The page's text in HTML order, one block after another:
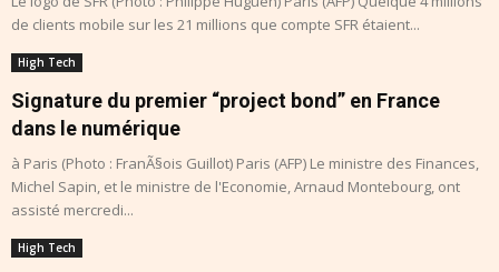
de clients mobile sur les 21 millions que compte SFR étaient...
High Tech
Signature du premier “project bond” en France
dans le numérique
à Paris (Photo : FranÃ§ois Guillot) Paris (AFP) Le ministre des Finances,
Michel Sapin, et le ministre de l'Economie, Arnaud Montebourg, ont
assisté mercredi...
High Tech